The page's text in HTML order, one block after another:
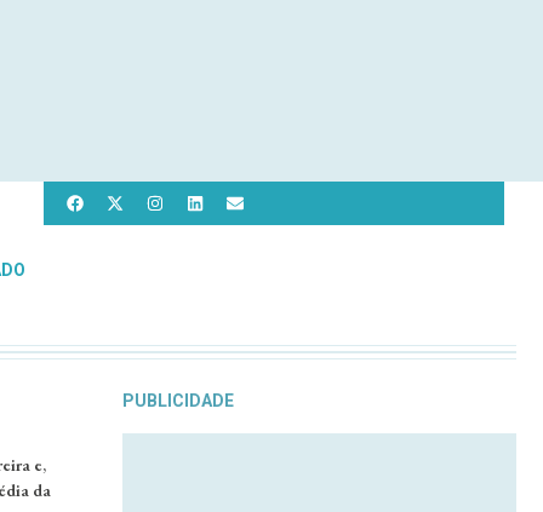
e,
da
PUBLICIDADE